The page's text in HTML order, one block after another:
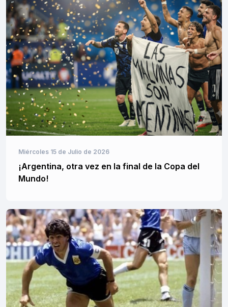
Miércoles 15 de Julio de 2026
¡Argentina, otra vez en la final de la Copa del
Mundo!